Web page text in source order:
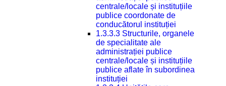
centrale/locale și instituțiile
publice coordonate de
conducătorul instituției
1.3.3.3 Structurile, organele
de specialitate ale
administrației publice
centrale/locale și instituțiile
publice aflate în subordinea
instituției